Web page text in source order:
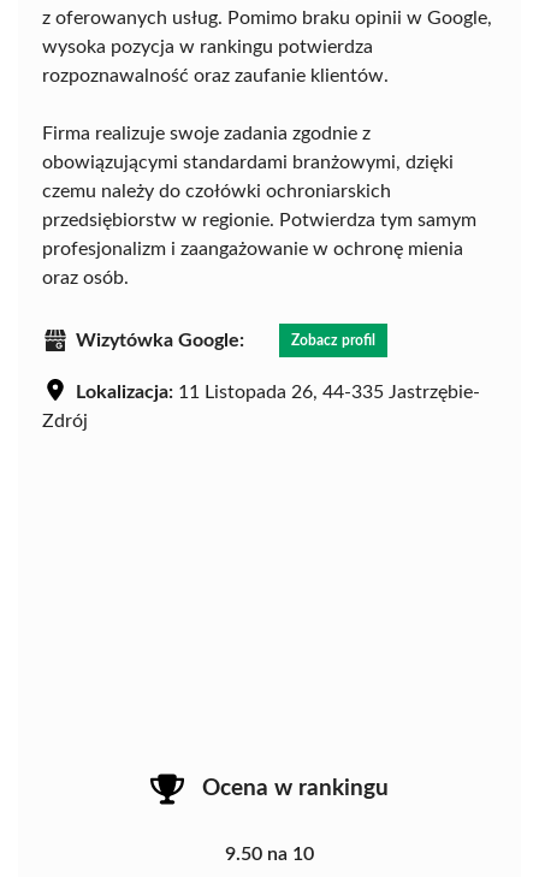
z oferowanych usług. Pomimo braku opinii w Google,
wysoka pozycja w rankingu potwierdza
rozpoznawalność oraz zaufanie klientów.
Firma realizuje swoje zadania zgodnie z
obowiązującymi standardami branżowymi, dzięki
czemu należy do czołówki ochroniarskich
przedsiębiorstw w regionie. Potwierdza tym samym
profesjonalizm i zaangażowanie w ochronę mienia
oraz osób.
Wizytówka Google: Zobacz profil
Lokalizacja: 11 Listopada 26, 44-335 Jastrzębie-
Zdrój
Ocena w rankingu
9.50 na 10